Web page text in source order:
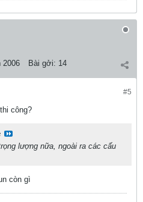
2006 Bài gởi: 14
#5
công?
lượng nữa, ngoài ra các cấu
còn gì